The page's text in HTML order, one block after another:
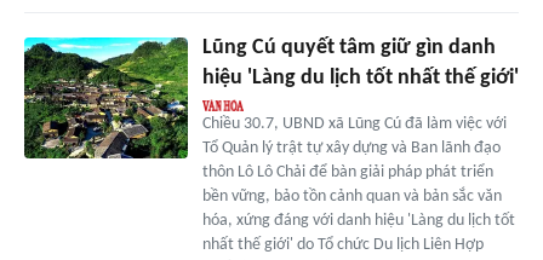
Lũng Cú quyết tâm giữ gìn danh
hiệu 'Làng du lịch tốt nhất thế giới'
Chiều 30.7, UBND xã Lũng Cú đã làm việc với
Tổ Quản lý trật tự xây dựng và Ban lãnh đạo
thôn Lô Lô Chải để bàn giải pháp phát triển
bền vững, bảo tồn cảnh quan và bản sắc văn
hóa, xứng đáng với danh hiệu 'Làng du lịch tốt
nhất thế giới' do Tổ chức Du lịch Liên Hợp